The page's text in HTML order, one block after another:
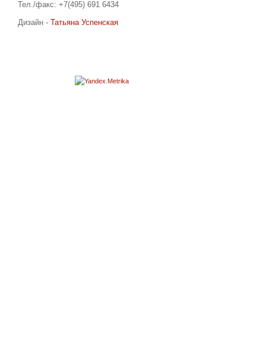
Тел./факс: +7(495) 691 6434
Дизайн - Татьяна Успенская